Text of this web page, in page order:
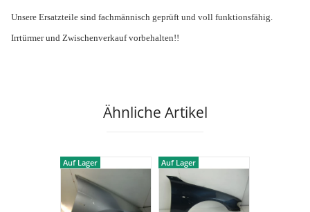
Unsere Ersatzteile sind fachmännisch geprüft und voll funktionsfähig.
Irrtürmer und Zwischenverkauf vorbehalten!!
Ähnliche Artikel
Auf Lager Auf Lager